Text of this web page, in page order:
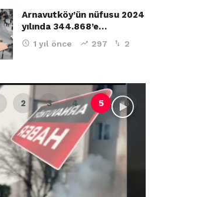
Arnavutköy’ün nüfusu 2024
yılında 344.868’e…
1 yıl önce 297 2